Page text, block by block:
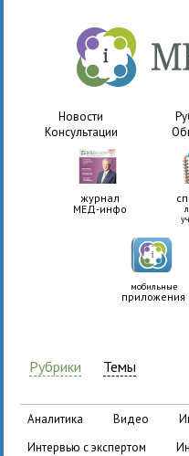
Новости
Консультации
журнал
МЕД-инфо
мобильные
приложения
Рубрики Темы
аналитика видео
интервью с экспертом